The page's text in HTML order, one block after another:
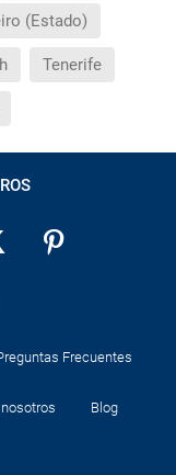
(Estado)
Tenerife
Frecuentes
Blog